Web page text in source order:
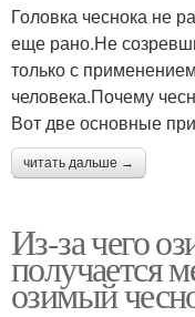
Головка чеснока не
еще рано.Не
только с
человека.Почему
Вот две основные
читать дальше →
Из-за чего
получается
озимый